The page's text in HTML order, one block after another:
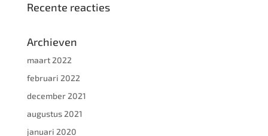
Recente reacties
Archieven
maart 2022
februari 2022
december 2021
augustus 2021
januari 2020